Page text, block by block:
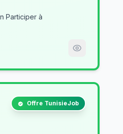
Participer à
Offre TunisieJob